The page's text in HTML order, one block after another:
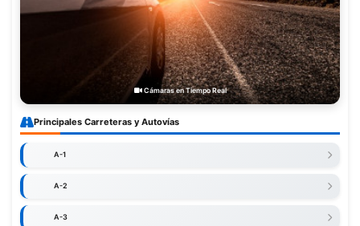
Cámaras en Tiempo Real
Principales Carreteras y Autovías
A-1
A-2
A-3